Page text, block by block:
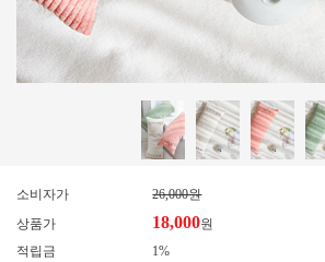
소비자가
26,000원
상품가
18,000원
적립금
1%